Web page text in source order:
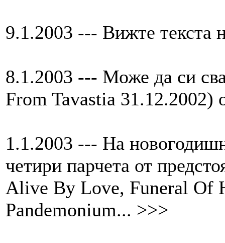
9.1.2003 --- Вижте текста
8.1.2003 --- Може да си
From Tavastia 31.12.2002)
1.1.2003 --- На
четири парчета от
Alive By Love, Funeral Of
Pandemonium... >>>